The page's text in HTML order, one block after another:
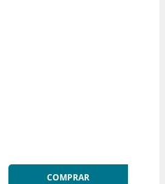
COMPRAR